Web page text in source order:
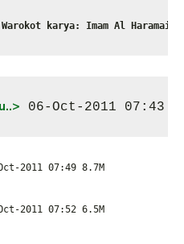
karya: Imam Al Haramain
06-Oct-2011 07:43
2011 07:49 8.7M
2011 07:52 6.5M